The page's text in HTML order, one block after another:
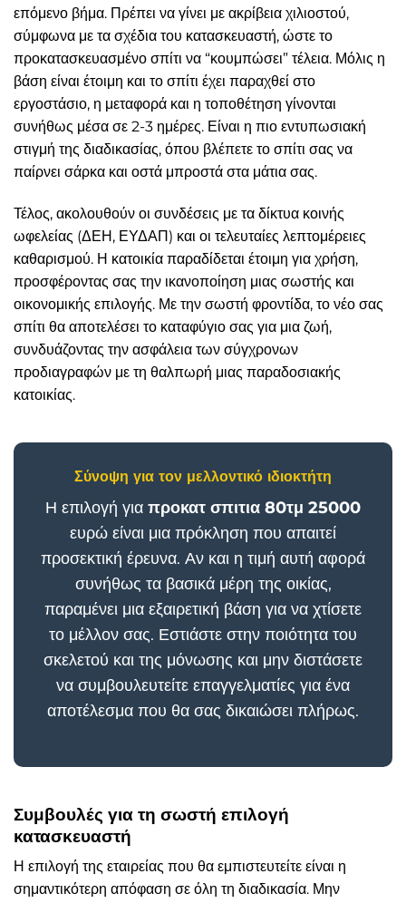
επόμενο βήμα. Πρέπει να γίνει με ακρίβεια χιλιοστού,
σύμφωνα με τα σχέδια του κατασκευαστή, ώστε το
προκατασκευασμένο σπίτι να “κουμπώσει” τέλεια. Μόλις η
βάση είναι έτοιμη και το σπίτι έχει παραχθεί στο
εργοστάσιο, η μεταφορά και η τοποθέτηση γίνονται
συνήθως μέσα σε 2-3 ημέρες. Είναι η πιο εντυπωσιακή
στιγμή της διαδικασίας, όπου βλέπετε το σπίτι σας να
παίρνει σάρκα και οστά μπροστά στα μάτια σας.
Τέλος, ακολουθούν οι συνδέσεις με τα δίκτυα κοινής
ωφελείας (ΔΕΗ, ΕΥΔΑΠ) και οι τελευταίες λεπτομέρειες
καθαρισμού. Η κατοικία παραδίδεται έτοιμη για χρήση,
προσφέροντας σας την ικανοποίηση μιας σωστής και
οικονομικής επιλογής. Με την σωστή φροντίδα, το νέο σας
σπίτι θα αποτελέσει το καταφύγιο σας για μια ζωή,
συνδυάζοντας την ασφάλεια των σύγχρονων
προδιαγραφών με τη θαλπωρή μιας παραδοσιακής
κατοικίας.
Σύνοψη για τον μελλοντικό ιδιοκτήτη
Η επιλογή για προκατ σπιτια 80τμ 25000
ευρώ είναι μια πρόκληση που απαιτεί
προσεκτική έρευνα. Αν και η τιμή αυτή αφορά
συνήθως τα βασικά μέρη της οικίας,
παραμένει μια εξαιρετική βάση για να χτίσετε
το μέλλον σας. Εστιάστε στην ποιότητα του
σκελετού και της μόνωσης και μην διστάσετε
να συμβουλευτείτε επαγγελματίες για ένα
αποτέλεσμα που θα σας δικαιώσει πλήρως.
Συμβουλές για τη σωστή επιλογή
κατασκευαστή
Η επιλογή της εταιρείας που θα εμπιστευτείτε είναι η
σημαντικότερη απόφαση σε όλη τη διαδικασία. Μην